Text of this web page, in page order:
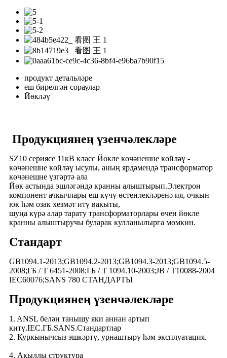
продукт детальләре
еш бирелгән сораулар
Йөкләү
Продукциянең үзенчәлекләре
SZ10 сериясе 11кВ класс Йөкле көчәнешне көйләү -
көчәнешне көйләү ысулы, аның ярдәмендә трансформатор
көчәнешне үзгәртә ала
Йөк астында эшләгәндә кранны алыштырып.Электрон
компонент ачкычлары еш күчү өстенлекләренә ия, очкын
юк һәм озак хезмәт итү вакыты,
шуңа күрә алар тарату трансформаторлары өчен йөкле
кранны алыштыручы буларак кулланылырга мөмкин.
Стандарт
GB1094.1-2013;GB1094.2-2013;GB1094.3-2013;GB1094.5-
2008;ГБ / Т 6451-2008;ГБ / Т 1094.10-2003;JB / T10088-2004
IEC60076;SANS 780 СТАНДАРТЫ
Продукциянең үзенчәлекләре
1. ANSL белән танышу яки аннан артып
китү.IEC.ГБ.SANS.Стандартлар
2. Куркынычсыз эшкәртү, урнаштыру һәм эксплуатация.
4. Акыллы структура